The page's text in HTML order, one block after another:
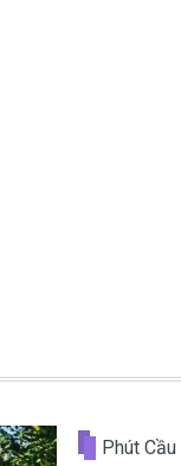
Phút